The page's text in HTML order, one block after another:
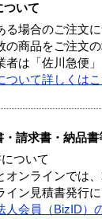
ついて
る場合のご注文
の商品をご注文
者は「佐川急便
ついて詳しくは
・請求書・納品
ついて
オンラインでは
ン見積書発行に
人会員（BizID）